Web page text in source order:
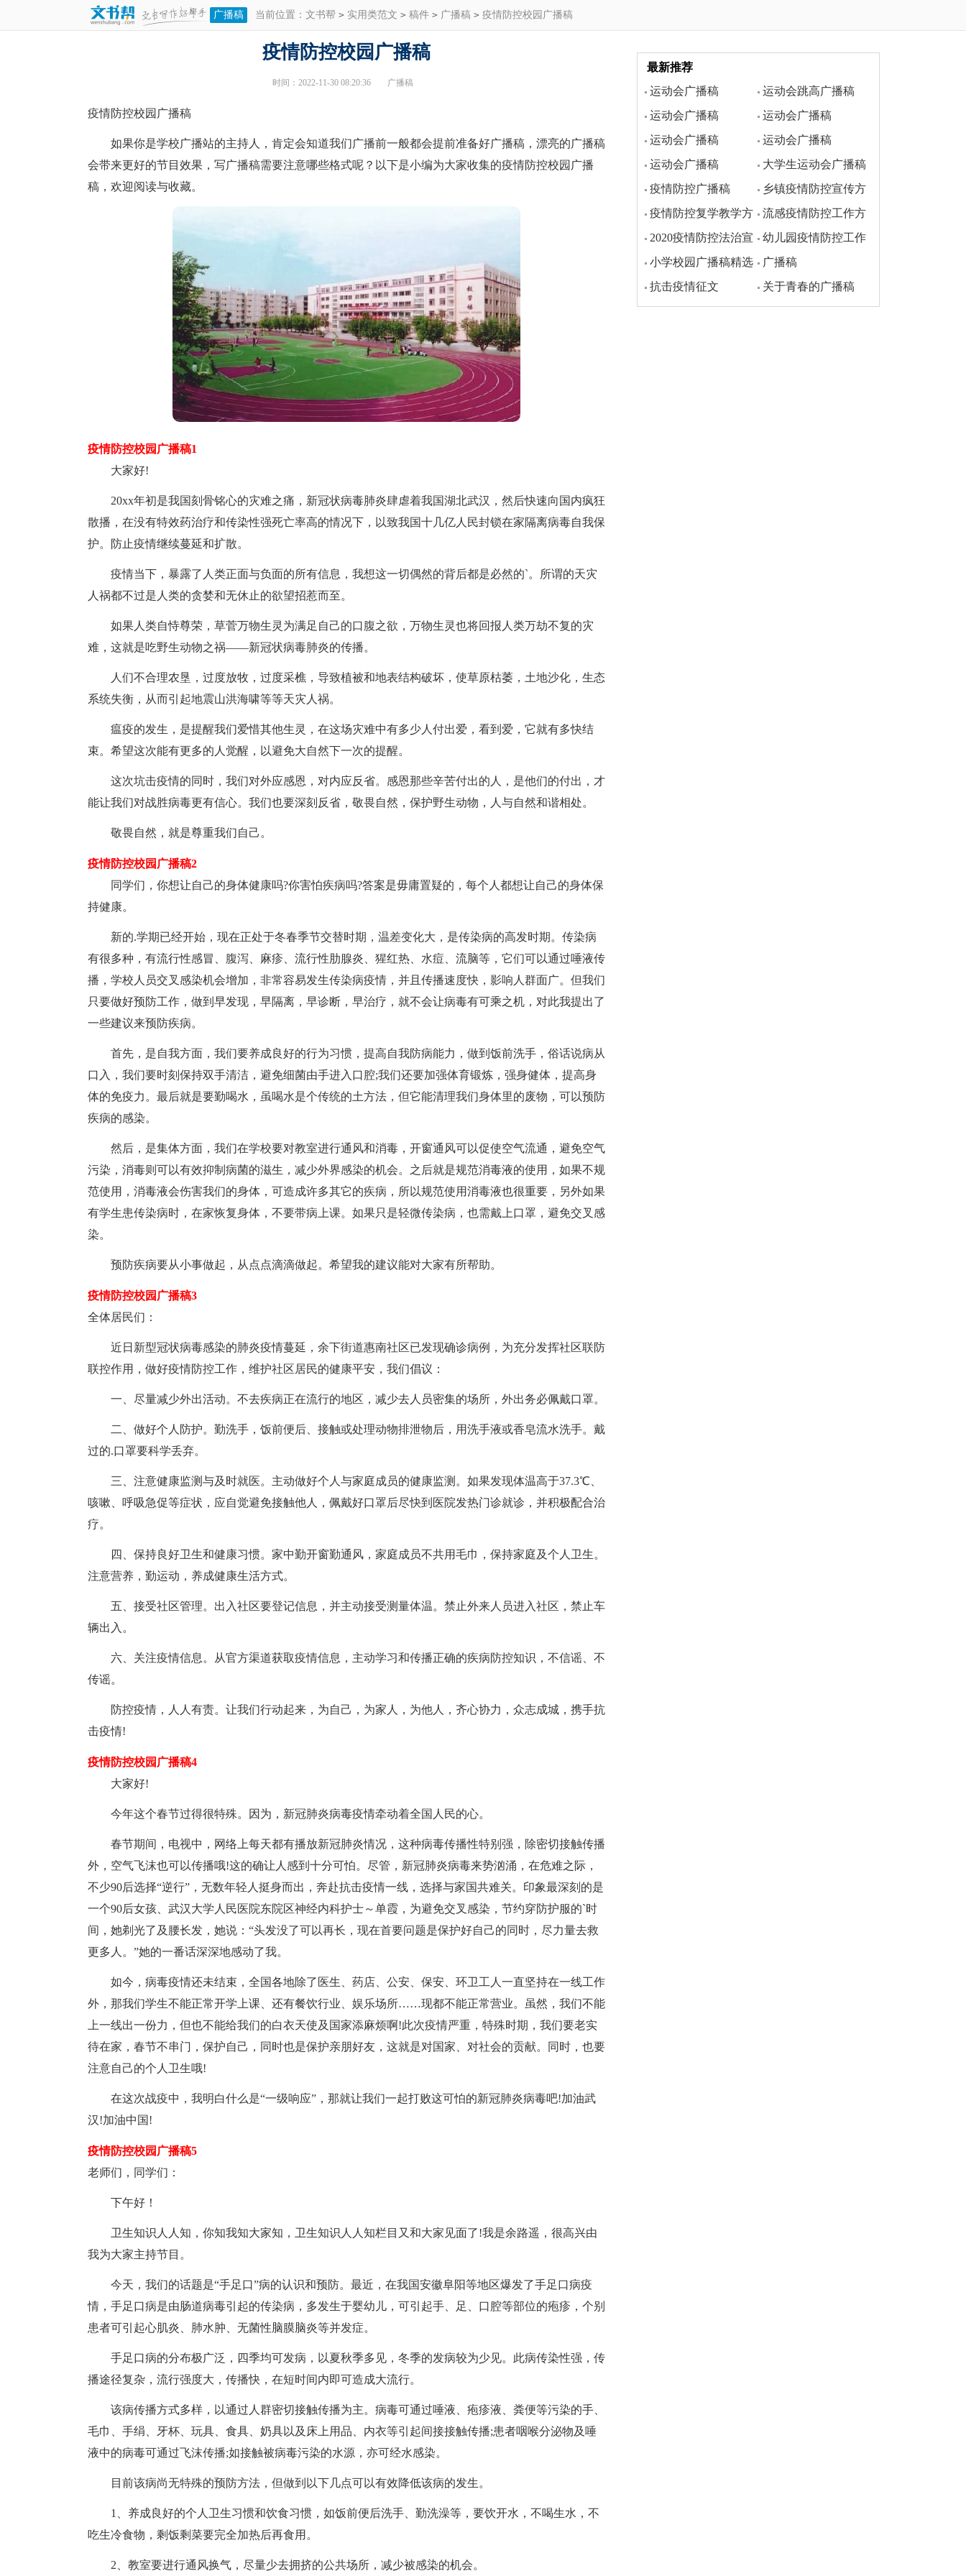
广播稿 当前位置： 文书帮 > 实用类范文 > 稿件 > 广播稿 > 疫情防控校园广播稿
疫情防控校园广播稿
时间：2022-11-30 08:20:36 广播稿
疫情防控校园广播稿
如果你是学校广播站的主持人，肯定会知道我们广播前一般都会提前准备好广播稿，漂亮的广播稿
会带来更好的节目效果，写广播稿需要注意哪些格式呢？以下是小编为大家收集的疫情防控校园广播
稿，欢迎阅读与收藏。
疫情防控校园广播稿1
大家好!
20xx年初是我国刻骨铭心的灾难之痛，新冠状病毒肺炎肆虐着我国湖北武汉，然后快速向国内疯狂
散播，在没有特效药治疗和传染性强死亡率高的情况下，以致我国十几亿人民封锁在家隔离病毒自我保
护。防止疫情继续蔓延和扩散。
疫情当下，暴露了人类正面与负面的所有信息，我想这一切偶然的背后都是必然的`。所谓的天灾
人祸都不过是人类的贪婪和无休止的欲望招惹而至。
如果人类自恃尊荣，草菅万物生灵为满足自己的口腹之欲，万物生灵也将回报人类万劫不复的灾
难，这就是吃野生动物之祸——新冠状病毒肺炎的传播。
人们不合理农垦，过度放牧，过度采樵，导致植被和地表结构破坏，使草原枯萎，土地沙化，生态
系统失衡，从而引起地震山洪海啸等等天灾人祸。
瘟疫的发生，是提醒我们爱惜其他生灵，在这场灾难中有多少人付出爱，看到爱，它就有多快结
束。希望这次能有更多的人觉醒，以避免大自然下一次的提醒。
这次坑击疫情的同时，我们对外应感恩，对内应反省。感恩那些辛苦付出的人，是他们的付出，才
能让我们对战胜病毒更有信心。我们也要深刻反省，敬畏自然，保护野生动物，人与自然和谐相处。
敬畏自然，就是尊重我们自己。
疫情防控校园广播稿2
同学们，你想让自己的身体健康吗?你害怕疾病吗?答案是毋庸置疑的，每个人都想让自己的身体保
持健康。
新的.学期已经开始，现在正处于冬春季节交替时期，温差变化大，是传染病的高发时期。传染病
有很多种，有流行性感冒、腹泻、麻疹、流行性肋腺炎、猩红热、水痘、流脑等，它们可以通过唾液传
播，学校人员交叉感染机会增加，非常容易发生传染病疫情，并且传播速度快，影响人群面广。但我们
只要做好预防工作，做到早发现，早隔离，早诊断，早治疗，就不会让病毒有可乘之机，对此我提出了
一些建议来预防疾病。
首先，是自我方面，我们要养成良好的行为习惯，提高自我防病能力，做到饭前洗手，俗话说病从
口入，我们要时刻保持双手清洁，避免细菌由手进入口腔;我们还要加强体育锻炼，强身健体，提高身
体的免疫力。最后就是要勤喝水，虽喝水是个传统的土方法，但它能清理我们身体里的废物，可以预防
疾病的感染。
然后，是集体方面，我们在学校要对教室进行通风和消毒，开窗通风可以促使空气流通，避免空气
污染，消毒则可以有效抑制病菌的滋生，减少外界感染的机会。之后就是规范消毒液的使用，如果不规
范使用，消毒液会伤害我们的身体，可造成许多其它的疾病，所以规范使用消毒液也很重要，另外如果
有学生患传染病时，在家恢复身体，不要带病上课。如果只是轻微传染病，也需戴上口罩，避免交叉感
染。
预防疾病要从小事做起，从点点滴滴做起。希望我的建议能对大家有所帮助。
疫情防控校园广播稿3
全体居民们：
近日新型冠状病毒感染的肺炎疫情蔓延，余下街道惠南社区已发现确诊病例，为充分发挥社区联防
联控作用，做好疫情防控工作，维护社区居民的健康平安，我们倡议：
一、尽量减少外出活动。不去疾病正在流行的地区，减少去人员密集的场所，外出务必佩戴口罩。
二、做好个人防护。勤洗手，饭前便后、接触或处理动物排泄物后，用洗手液或香皂流水洗手。戴
过的.口罩要科学丢弃。
三、注意健康监测与及时就医。主动做好个人与家庭成员的健康监测。如果发现体温高于37.3℃、
咳嗽、呼吸急促等症状，应自觉避免接触他人，佩戴好口罩后尽快到医院发热门诊就诊，并积极配合治
疗。
四、保持良好卫生和健康习惯。家中勤开窗勤通风，家庭成员不共用毛巾，保持家庭及个人卫生。
注意营养，勤运动，养成健康生活方式。
五、接受社区管理。出入社区要登记信息，并主动接受测量体温。禁止外来人员进入社区，禁止车
辆出入。
六、关注疫情信息。从官方渠道获取疫情信息，主动学习和传播正确的疾病防控知识，不信谣、不
传谣。
防控疫情，人人有责。让我们行动起来，为自己，为家人，为他人，齐心协力，众志成城，携手抗
击疫情!
疫情防控校园广播稿4
大家好!
今年这个春节过得很特殊。因为，新冠肺炎病毒疫情牵动着全国人民的心。
春节期间，电视中，网络上每天都有播放新冠肺炎情况，这种病毒传播性特别强，除密切接触传播
外，空气飞沫也可以传播哦!这的确让人感到十分可怕。尽管，新冠肺炎病毒来势汹涌，在危难之际，
不少90后选择“逆行”，无数年轻人挺身而出，奔赴抗击疫情一线，选择与家国共难关。印象最深刻的是
一个90后女孩、武汉大学人民医院东院区神经内科护士～单霞，为避免交叉感染，节约穿防护服的`时
间，她剃光了及腰长发，她说：“头发没了可以再长，现在首要问题是保护好自己的同时，尽力量去救
更多人。”她的一番话深深地感动了我。
如今，病毒疫情还未结束，全国各地除了医生、药店、公安、保安、环卫工人一直坚持在一线工作
外，那我们学生不能正常开学上课、还有餐饮行业、娱乐场所……现都不能正常营业。虽然，我们不能
上一线出一份力，但也不能给我们的白衣天使及国家添麻烦啊!此次疫情严重，特殊时期，我们要老实
待在家，春节不串门，保护自己，同时也是保护亲朋好友，这就是对国家、对社会的贡献。同时，也要
注意自己的个人卫生哦!
在这次战疫中，我明白什么是“一级响应”，那就让我们一起打败这可怕的新冠肺炎病毒吧!加油武
汉!加油中国!
疫情防控校园广播稿5
老师们，同学们：
下午好！
卫生知识人人知，你知我知大家知，卫生知识人人知栏目又和大家见面了!我是余路遥，很高兴由
我为大家主持节目。
今天，我们的话题是“手足口”病的认识和预防。最近，在我国安徽阜阳等地区爆发了手足口病疫
情，手足口病是由肠道病毒引起的传染病，多发生于婴幼儿，可引起手、足、口腔等部位的疱疹，个别
患者可引起心肌炎、肺水肿、无菌性脑膜脑炎等并发症。
手足口病的分布极广泛，四季均可发病，以夏秋季多见，冬季的发病较为少见。此病传染性强，传
播途径复杂，流行强度大，传播快，在短时间内即可造成大流行。
该病传播方式多样，以通过人群密切接触传播为主。病毒可通过唾液、疱疹液、粪便等污染的手、
毛巾、手绢、牙杯、玩具、食具、奶具以及床上用品、内衣等引起间接接触传播;患者咽喉分泌物及唾
液中的病毒可通过飞沫传播;如接触被病毒污染的水源，亦可经水感染。
目前该病尚无特殊的预防方法，但做到以下几点可以有效降低该病的发生。
1、养成良好的个人卫生习惯和饮食习惯，如饭前便后洗手、勤洗澡等，要饮开水，不喝生水，不
吃生冷食物，剩饭剩菜要完全加热后再食用。
2、教室要进行通风换气，尽量少去拥挤的公共场所，减少被感染的机会。
最新推荐
运动会广播稿
运动会跳高广播稿
运动会广播稿
运动会广播稿
运动会广播稿
运动会广播稿
运动会广播稿
大学生运动会广播稿
疫情防控广播稿
乡镇疫情防控宣传方
案范文
疫情防控复学教学方
案范文
流感疫情防控工作方
案
2020疫情防控法治宣
传方案范文
幼儿园疫情防控工作
方案范文
小学校园广播稿精选
广播稿
抗击疫情征文
关于青春的广播稿